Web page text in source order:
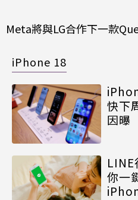
Meta將與LG合作下一款
iPhone 18
快下
因曝
LINE
你一